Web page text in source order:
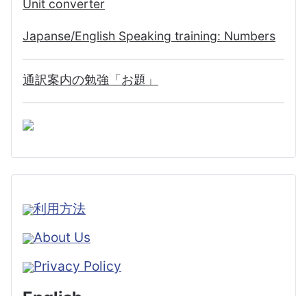
Unit converter
Japanse/English Speaking training: Numbers
通訳案内の勉強「お題」
利用方法
About Us
Privacy Policy